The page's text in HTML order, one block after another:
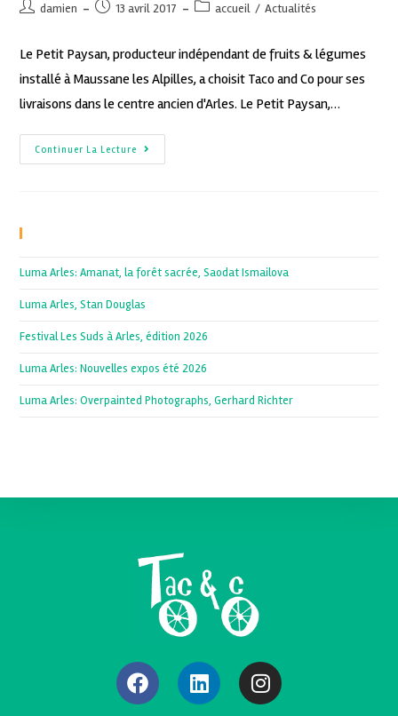
damien 13 avril 2017 accueil / Actualités
Le Petit Paysan, producteur indépendant de fruits & légumes
installé à Maussane les Alpilles, a choisit Taco and Co pour ses
livraisons dans le centre ancien d'Arles. Le Petit Paysan,…
Continuer La Lecture
Luma Arles: Amanat, la forêt sacrée, Saodat Ismailova
Luma Arles, Stan Douglas
Festival Les Suds à Arles, édition 2026
Luma Arles: Nouvelles expos été 2026
Luma Arles: Overpainted Photographs, Gerhard Richter